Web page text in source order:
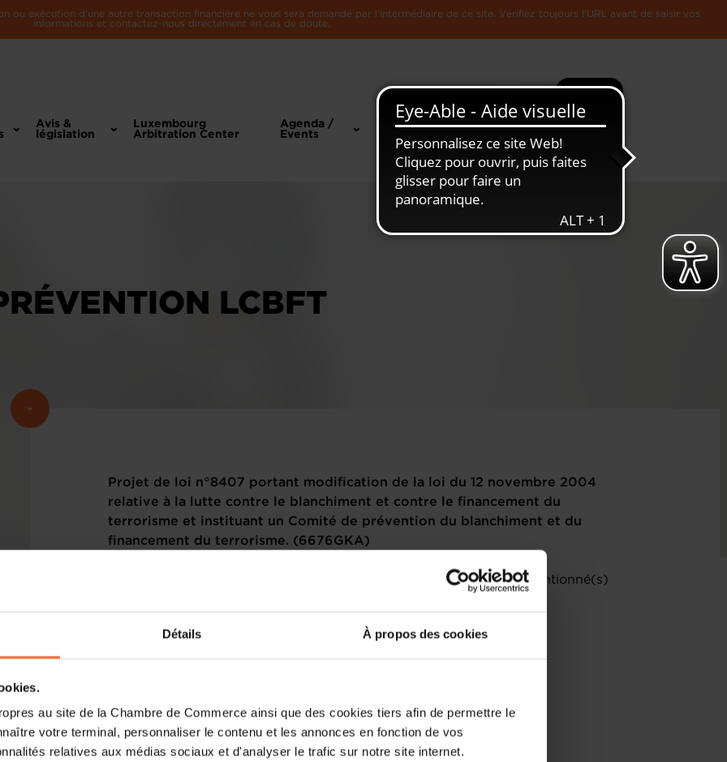
Détails À propos des cookies
au site de la Chambre de Commerce ainsi que des cookies tiers afin de permettre le
votre terminal, personnaliser le contenu et les annonces en fonction de vos
relatives aux médias sociaux et d'analyser le trafic sur notre site internet.
ou exécution d'une autre transaction financière ne vous sera demandé par l'intermédiaire de ce site. Vérifiez toujours l'URL avant de saisir vos
informations et contactez-nous directement en cas de doute.
Recherche Plus
Avis &
législation
Luxembourg
Arbitration Center
Agenda /
Events
Toute
L'Economie
LCBFT
Projet de loi n°8407 portant modification de la loi du 12 novembre 2004
relative à la lutte contre le blanchiment et contre le financement du
terrorisme et instituant un Comité de prévention du blanchiment et du
financement du terrorisme. (6676GKA)
Veuillez trouver ci-dessous le(s) texte(s) relatif(s) au(x) projet(s) mentionné(s)